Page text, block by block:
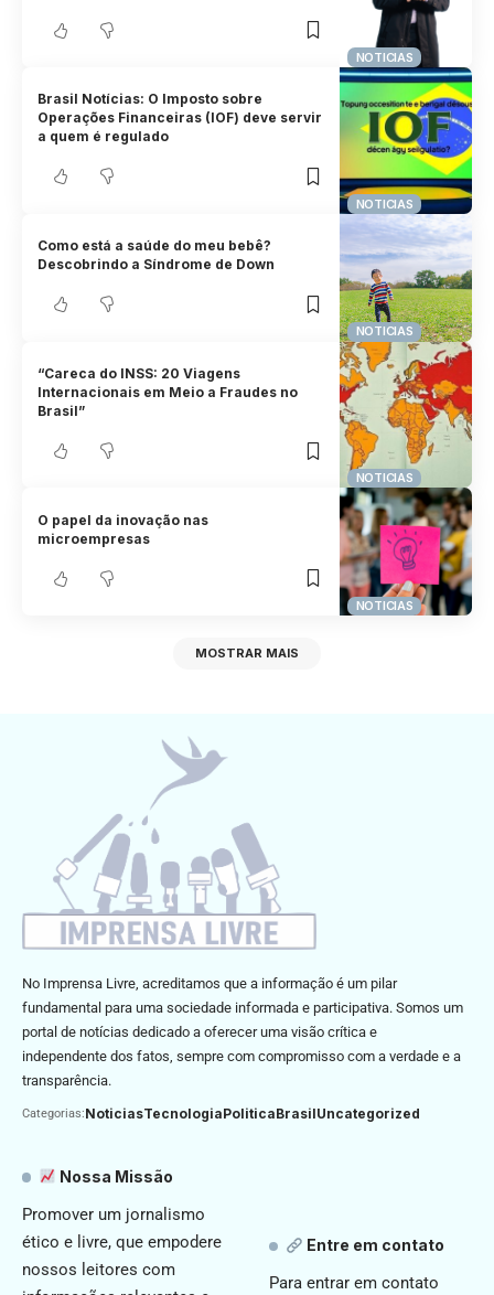
NOTICIAS
NOTICIAS
Brasil Notícias: O Imposto sobre
Operações Financeiras (IOF) deve servir
a quem é regulado
NOTICIAS
Como está a saúde do meu bebê?
Descobrindo a Síndrome de Down
NOTICIAS
“Careca do INSS: 20 Viagens
Internacionais em Meio a Fraudes no
Brasil”
NOTICIAS
O papel da inovação nas
microempresas
MOSTRAR MAIS
No Imprensa Livre, acreditamos que a informação é um pilar
fundamental para uma sociedade informada e participativa. Somos um
portal de notícias dedicado a oferecer uma visão crítica e
independente dos fatos, sempre com compromisso com a verdade e a
transparência.
Categorias:NoticiasTecnologiaPoliticaBrasilUncategorized
Nossa Missão
Promover um jornalismo
ético e livre, que empodere
nossos leitores com
Entre em contato
Para entrar em contato